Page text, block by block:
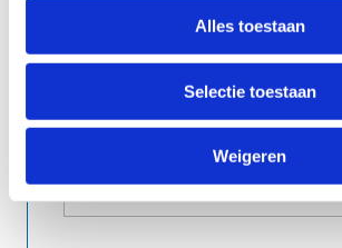
Alles toestaan
Selectie toestaan
Weigeren